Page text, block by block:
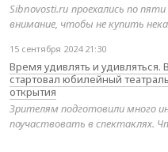
Sibnovosti.ru проехались по
внимание, чтобы не купить
15 сентября 2024 21:30
Время удивлять и
стартовал юбилейный
открытия
Зрителям подготовили много
поучаствовать в спектаклях.